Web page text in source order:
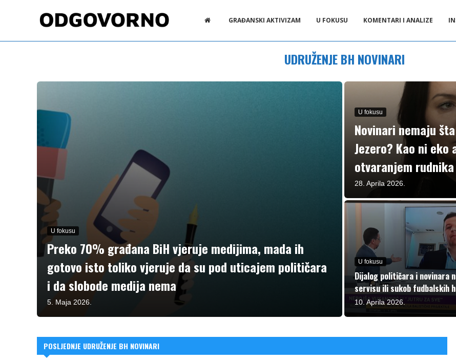
GRAĐANSKI AKTIVIZAM U FOKUSU KOMENTARI I ANALIZE
UDRUŽENJE BH NOVINARI
U fokusu
Preko 70% građana BiH vjeruje medijima, mada ih
gotovo isto toliko vjeruje da su pod uticajem političara
i da slobode medija nema
5. Maja 2026.
U fokusu
Novinari nemaju
Jezero? Kao ni
otvaranjem
28. Aprila 2026.
U fokusu
Dijalog političara i novinara
servisu ili sukob fudbalskih
10. Aprila 2026.
POSLJEDNJE UDRUŽENJE BH NOVINARI